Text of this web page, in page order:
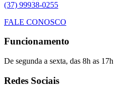
(37) 99938-0255
FALE CONOSCO
Funcionamento
De segunda a sexta, das 8h as 17h
Redes Sociais